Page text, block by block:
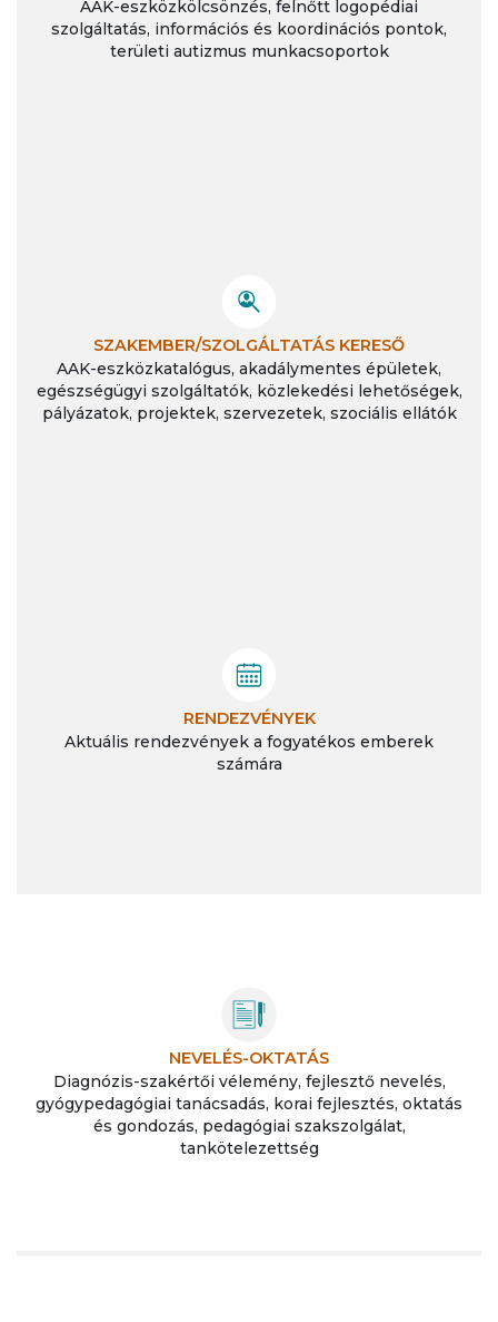
AAK-eszközkölcsönzés, felnőtt logopédiai
szolgáltatás, információs és koordinációs pontok,
területi autizmus munkacsoportok
SZAKEMBER/SZOLGÁLTATÁS KERESŐ
AAK-eszközkatalógus, akadálymentes épületek,
egészségügyi szolgáltatók, közlekedési lehetőségek,
pályázatok, projektek, szervezetek, szociális ellátók
RENDEZVÉNYEK
Aktuális rendezvények a fogyatékos emberek
számára
NEVELÉS-OKTATÁS
Diagnózis-szakértői vélemény, fejlesztő nevelés,
gyógypedagógiai tanácsadás, korai fejlesztés, oktatás
és gondozás, pedagógiai szakszolgálat,
tankötelezettség